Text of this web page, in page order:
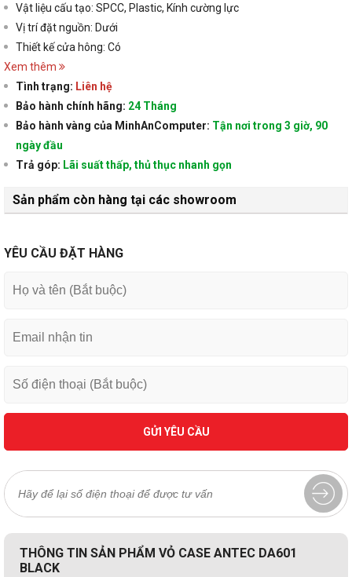
Vật liệu cấu tạo: SPCC, Plastic, Kính cường lực
Vị trí đặt nguồn: Dưới
Thiết kế cửa hông: Có
Xem thêm
Tình trạng: Liên hệ
Bảo hành chính hãng: 24 Tháng
Bảo hành vàng của MinhAnComputer: Tận nơi trong 3 giờ, 90
ngày đầu
Trả góp: Lãi suất thấp, thủ thục nhanh gọn
Sản phẩm còn hàng tại các showroom
YÊU CẦU ĐẶT HÀNG
GỬI YÊU CẦU
THÔNG TIN SẢN PHẨM VỎ CASE ANTEC DA601
BLACK